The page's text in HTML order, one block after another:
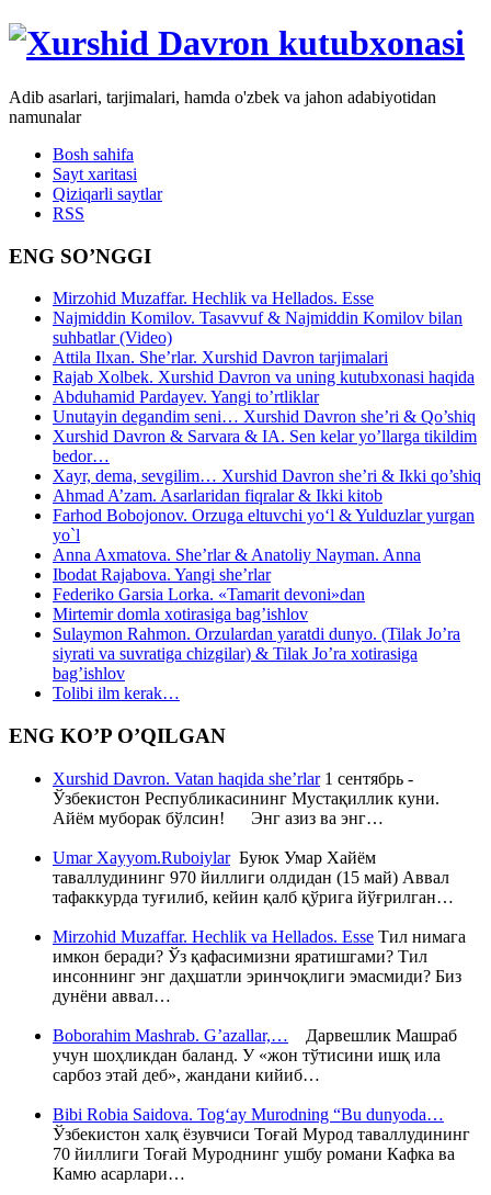
Adib asarlari, tarjimalari, hamda o'zbek va jahon adabiyotidan
namunalar
Bosh sahifa
Sayt xaritasi
Qiziqarli saytlar
RSS
ENG SO’NGGI
Mirzohid Muzaffar. Hechlik va Hellados. Esse
Najmiddin Komilov. Tasavvuf & Najmiddin Komilov bilan
suhbatlar (Video)
Attila Ilxan. She’rlar. Xurshid Davron tarjimalari
Rajab Xolbek. Xurshid Davron va uning kutubxonasi haqida
Abduhamid Pardayev. Yangi to’rtliklar
Unutayin degandim seni… Xurshid Davron she’ri & Qo’shiq
Xurshid Davron & Sarvara & IA. Sen kelar yo’llarga tikildim
bedor…
Xayr, dema, sevgilim… Xurshid Davron she’ri & Ikki qo’shiq
Ahmad A’zam. Asarlaridan fiqralar & Ikki kitob
Farhod Bobojonov. Orzuga eltuvchi yo‘l & Yulduzlar yurgan
yo`l
Anna Axmatova. She’rlar & Anatoliy Nayman. Anna
Ibodat Rajabova. Yangi she’rlar
Federiko Garsia Lorka. «Tamarit devoni»dan
Mirtemir domla xotirasiga bag’ishlov
Sulaymon Rahmon. Orzulardan yaratdi dunyo. (Tilak Jo’ra
siyrati va suvratiga chizgilar) & Tilak Jo’ra xotirasiga
bag’ishlov
Tolibi ilm kerak…
ENG KO’P O’QILGAN
Xurshid Davron. Vatan haqida she’rlar1 сентябрь -
Ўзбекистон Республикасининг Мустақиллик куни.
Айём муборак бўлсин! Энг азиз ва энг…
Umar Xayyom.RuboiylarБуюк Умар Хайём
таваллудининг 970 йиллиги олдидан (15 май) Аввал
тафаккурда туғилиб, кейин қалб қўрига йўғрилган…
Mirzohid Muzaffar. Hechlik va Hellados. Esse Тил нимага
имкон беради? Ўз қафасимизни яратишгами? Тил
инсоннинг энг даҳшатли эринчоқлиги эмасмиди? Биз
дунёни аввал…
Boborahim Mashrab. G’azallar,… Дарвешлик Машраб
учун шоҳликдан баланд. У «жон тўтисини ишқ ила
сарбоз этай деб», жандани кийиб…
Bibi Robia Saidova. Tog‘ay Murodning “Bu dunyoda…
Ўзбекистон халқ ёзувчиси Тоғай Мурод таваллудининг
70 йиллиги Тоғай Муроднинг ушбу романи Кафка ва
Камю асарлари…